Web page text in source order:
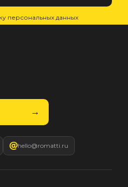
персональных данных
hello@romatti.ru